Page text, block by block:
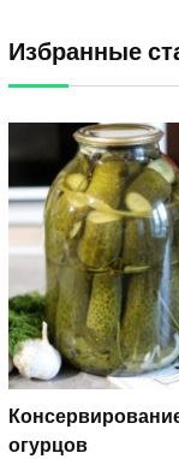
Избранные
огурцов